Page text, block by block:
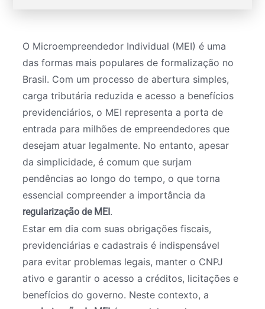
O Microempreendedor Individual (MEI) é uma
das formas mais populares de formalização no
Brasil. Com um processo de abertura simples,
carga tributária reduzida e acesso a benefícios
previdenciários, o MEI representa a porta de
entrada para milhões de empreendedores que
desejam atuar legalmente. No entanto, apesar
da simplicidade, é comum que surjam
pendências ao longo do tempo, o que torna
essencial compreender a importância da
regularização de MEI.
Estar em dia com suas obrigações fiscais,
previdenciárias e cadastrais é indispensável
para evitar problemas legais, manter o CNPJ
ativo e garantir o acesso a créditos, licitações e
benefícios do governo. Neste contexto, a